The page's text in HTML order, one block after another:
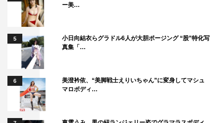
公式サイト：
http://www.disney.co.jp/studio/animation/1424.html
©2017 Disney
ー美…
5
小日向結衣らグラドル6人が大胆ポージング “股”特化写
真集「…
6
美澄衿依、“美脚戦士えりいちゃん”に変身してマシュ
マロボディ…